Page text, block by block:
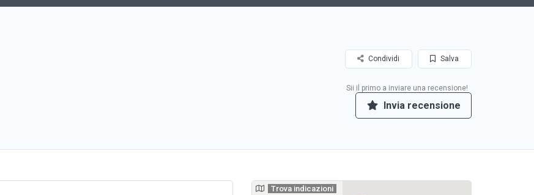
Salva
Condividi
Sii il primo a inviare una recensione!
Invia recensione
Trova indicazioni